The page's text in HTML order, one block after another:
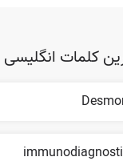
کلمات انگلیسی